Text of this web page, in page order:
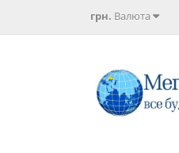
грн. Валюта